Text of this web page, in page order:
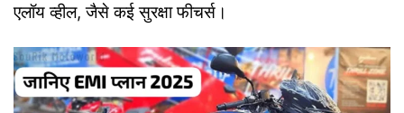
एलॉय व्हील, जैसे कई सुरक्षा फीचर्स।